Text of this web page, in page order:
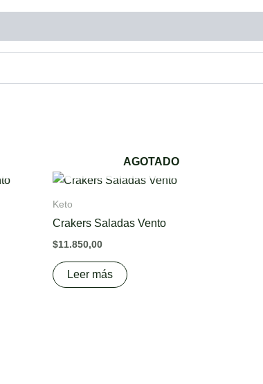
AGOTADO
Keto
Crakers Saladas Vento
$11.850,00
Leer más